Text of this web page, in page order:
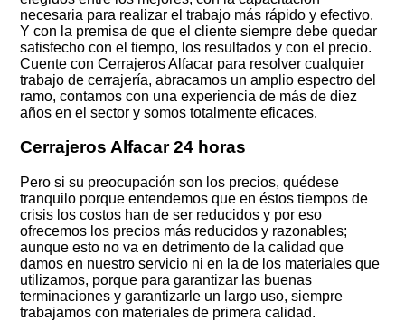
necesaria para realizar el trabajo más rápido y efectivo.
Y con la premisa de que el cliente siempre debe quedar
satisfecho con el tiempo, los resultados y con el precio.
Cuente con Cerrajeros Alfacar para resolver cualquier
trabajo de cerrajería, abracamos un amplio espectro del
ramo, contamos con una experiencia de más de diez
años en el sector y somos totalmente eficaces.
Cerrajeros Alfacar 24 horas
Pero si su preocupación son los precios, quédese
tranquilo porque entendemos que en éstos tiempos de
crisis los costos han de ser reducidos y por eso
ofrecemos los precios más reducidos y razonables;
aunque esto no va en detrimento de la calidad que
damos en nuestro servicio ni en la de los materiales que
utilizamos, porque para garantizar las buenas
terminaciones y garantizarle un largo uso, siempre
trabajamos con materiales de primera calidad.